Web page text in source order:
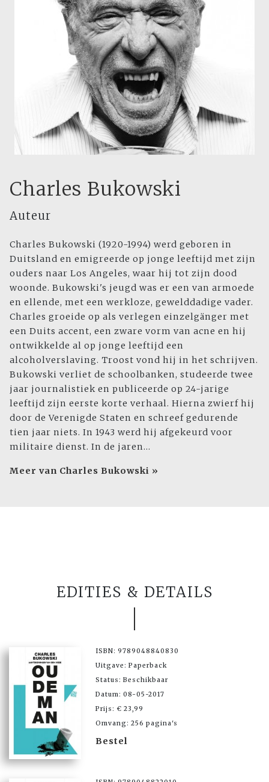
Charles Bukowski
Auteur
Charles Bukowski (1920-1994) werd geboren in
Duitsland en emigreerde op jonge leeftijd met zijn
ouders naar Los Angeles, waar hij tot zijn dood
woonde. Bukowski's jeugd was er een van armoede
en ellende, met een werkloze, gewelddadige vader.
Charles groeide op als verlegen einzelgänger met
een Duits accent, een zware vorm van acne en hij
ontwikkelde al op jonge leeftijd een
alcoholverslaving. Troost vond hij in het schrijven.
Bukowski verliet de schoolbanken, studeerde twee
jaar journalistiek en publiceerde op 24-jarige
leeftijd zijn eerste korte verhaal. Hierna zwierf hij
door de Verenigde Staten en schreef gedurende
tien jaar niets. In 1943 werd hij afgekeurd voor
militaire dienst. In de jaren...
Meer van Charles Bukowski »
EDITIES & DETAILS
ISBN: 9789048840830
Uitgave: Paperback
Status: Beschikbaar
Datum: 08-05-2017
Prijs: € 23,99
Omvang: 256 pagina's
Bestel